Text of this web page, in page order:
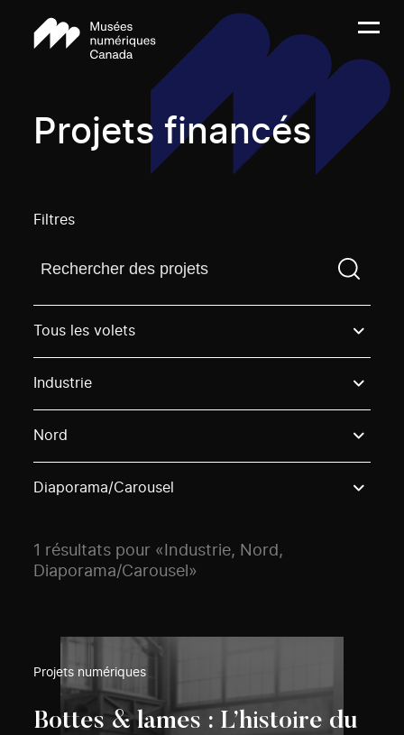
Projets financés
Filtres
Trouvez un projetVous devez saisir un terme de
Tous les volets
Industrie
Nord
Diaporama/Carousel
1 résultats pour «Industrie, Nord,
Diaporama/Carousel»
Projets numériques
Bottes & lames : L’histoire du